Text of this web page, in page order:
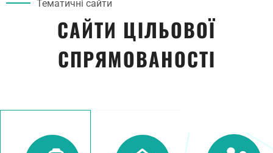
Тематичні сайти
САЙТИ ЦІЛЬОВОЇ
СПРЯМОВАНОСТІ